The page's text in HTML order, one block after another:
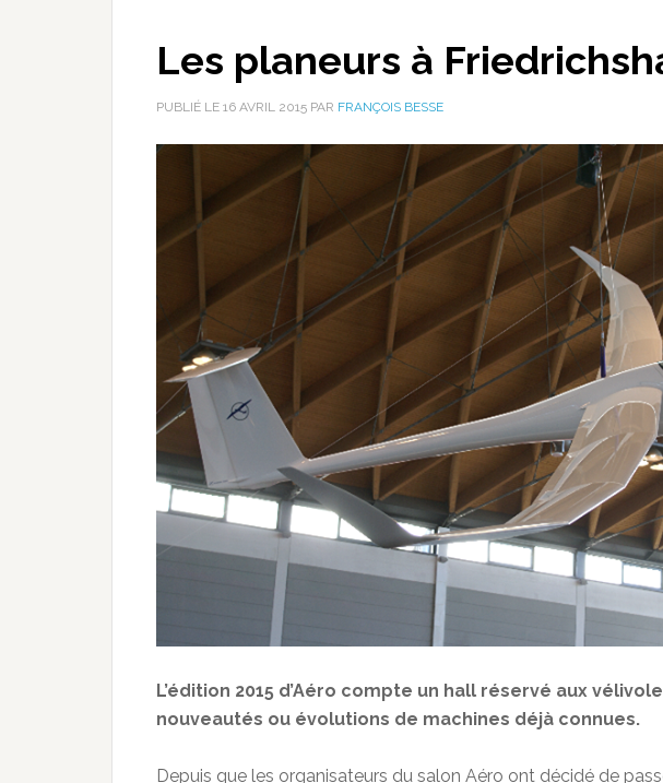
Les planeurs à
PUBLIÉ LE 16 AVRIL 2015 PAR FRANÇOIS BESSE
L’édition 2015 d’Aéro compte un hall réservé aux
nouveautés ou évolutions de machines déjà connues.
Depuis que les organisateurs du salon Aéro ont décidé de